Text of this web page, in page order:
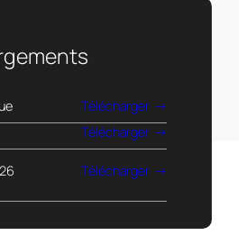
Télécharger
Télécharger
Télécharger